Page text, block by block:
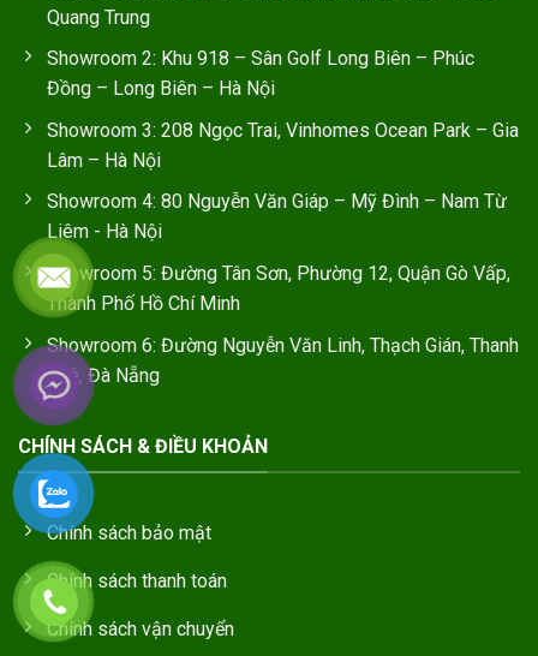
Quang Trung
Showroom 2: Khu 918 – Sân Golf Long Biên – Phúc
Đồng – Long Biên – Hà Nội
Showroom 3: 208 Ngọc Trai, Vinhomes Ocean Park – Gia
Lâm – Hà Nội
Showroom 4: 80 Nguyễn Văn Giáp – Mỹ Đình – Nam Từ
Liêm - Hà Nội
Showroom 5: Đường Tân Sơn, Phường 12, Quận Gò Vấp,
Thành Phố Hồ Chí Minh
Showroom 6: Đường Nguyễn Văn Linh, Thạch Gián, Thanh
Khê, Đà Nẵng
CHÍNH SÁCH & ĐIỀU KHOẢN
Chính sách bảo mật
Chính sách thanh toán
Chính sách vận chuyển